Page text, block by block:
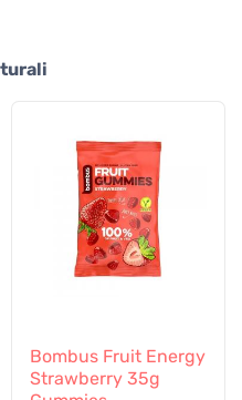
Bombus Fruit Energy
Strawberry 35g